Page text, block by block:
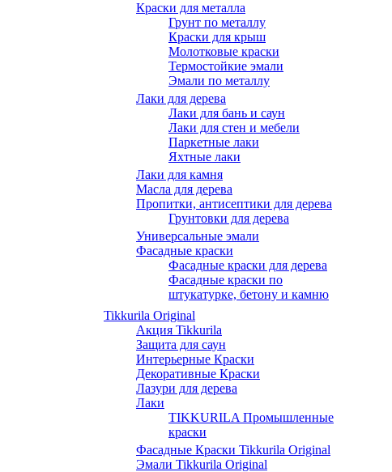
Краски для металла
Грунт по металлу
Краски для крыш
Молотковые краски
Термостойкие эмали
Эмали по металлу
Лаки для дерева
Лаки для бань и саун
Лаки для стен и мебели
Паркетные лаки
Яхтные лаки
Лаки для камня
Масла для дерева
Пропитки, антисептики для дерева
Грунтовки для дерева
Универсальные эмали
Фасадные краски
Фасадные краски для дерева
Фасадные краски по
штукатурке, бетону и камню
Tikkurila Original
Акция Tikkurila
Защита для саун
Интерьерные Краски
Декоративные Краски
Лазури для дерева
Лаки
TIKKURILA Промышленные
краски
Фасадные Краски Tikkurila Original
Эмали Tikkurila Original